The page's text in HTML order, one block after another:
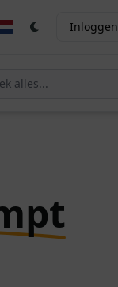
Inloggen